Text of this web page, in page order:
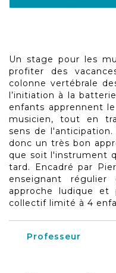
Un stage pour les
profiter des
colonne vertébrale
l’initiation à la
enfants apprennent
musicien, tout en
sens de
donc un très bon
que soit l'instrument
tard. Encadré par
enseignant
approche ludique et
collectif limité à 4
Professeur